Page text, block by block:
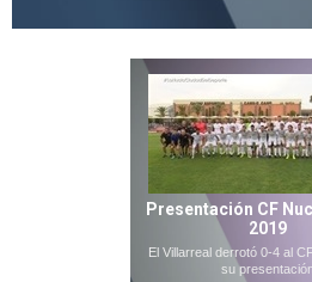
Presentación CF
2019
El Villarreal derrotó 0-4 al
su